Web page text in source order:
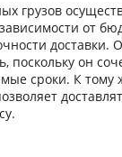
грузов
от
поскольку он
сроки. К тому